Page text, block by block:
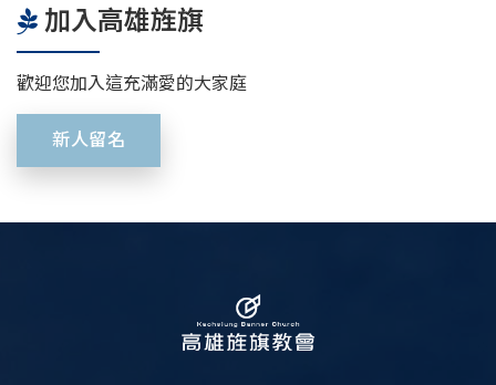
加入高雄旌旗
歡迎您加入這充滿愛的大家庭
新人留名